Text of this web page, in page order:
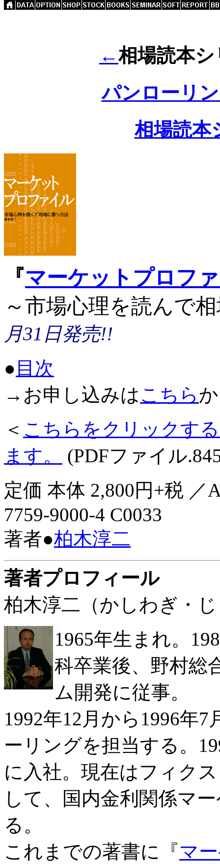
←相場読本
パンローリ
相場読本
『マーケットプロフ
～市場心理を読んで
月31日発売!!
● 目次
→お申し込みはこちら
＜ こちらをクリックす
ます。
(PDFファイル
定価 本体 2,800円+税
7759-9000-4 C0033
著者●柏木淳二
著者プロフィール
柏木淳二（かしわぎ・
1965年生まれ。
科卒業後、野村総
ム開発に従事。
1992年12月から1996年
ーリングを担当する。
に入社。現在はフィク
して、国内金利関係マ
る。
これまでの著書に『マ